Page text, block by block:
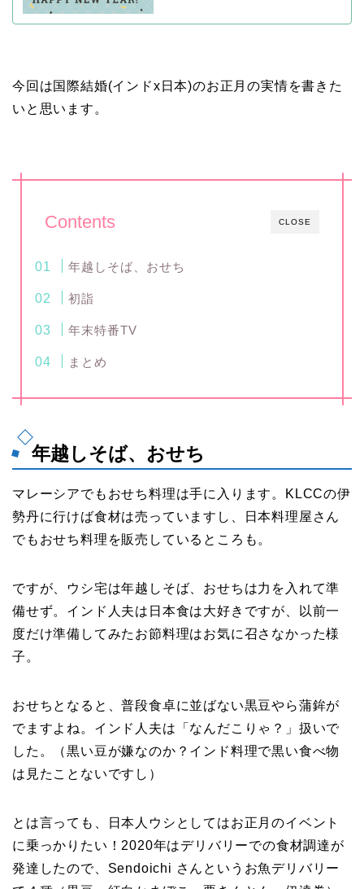
今回は国際結婚(インドx日本)のお正月の実情を書きた
いと思います。
CLOSE
Contents
年越しそば、おせち
初詣
年末特番TV
まとめ
年越しそば、おせち
マレーシアでもおせち料理は手に入ります。KLCCの伊
勢丹に行けば食材は売っていますし、日本料理屋さん
でもおせち料理を販売しているところも。
ですが、ウシ宅は年越しそば、おせちは力を入れて準
備せず。インド人夫は日本食は大好きですが、以前一
度だけ準備してみたお節料理はお気に召さなかった様
子。
おせちとなると、普段食卓に並ばない黒豆やら蒲鉾が
でますよね。インド人夫は「なんだこりゃ？」扱いで
した。（黒い豆が嫌なのか？インド料理で黒い食べ物
は見たことないですし）
とは言っても、日本人ウシとしてはお正月のイベント
に乗っかりたい！2020年はデリバリーでの食材調達が
発達したので、Sendoichi さんというお魚デリバリー